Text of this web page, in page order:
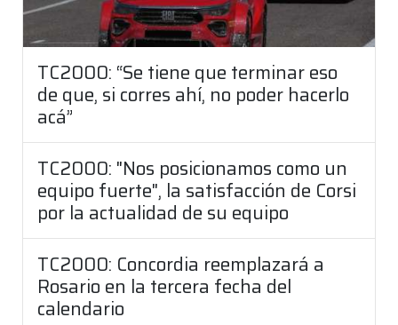
TC2000: “Se tiene que terminar eso
de que, si corres ahí, no poder hacerlo
acá”
TC2000: "Nos posicionamos como un
equipo fuerte", la satisfacción de Corsi
por la actualidad de su equipo
TC2000: Concordia reemplazará a
Rosario en la tercera fecha del
calendario